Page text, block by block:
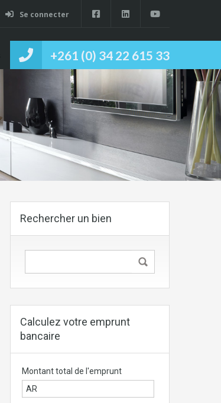
Se connecter
+261 (0) 34 22 615 33
Rechercher un bien
Calculez votre emprunt
bancaire
Montant total de l'emprunt